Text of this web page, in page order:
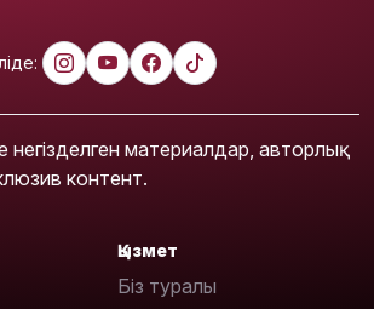
негізделген материалдар, авторлық
контент.
Қызмет
Біз туралы